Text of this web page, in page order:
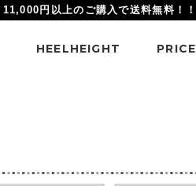
11,000円以上のご購入で送料無料！！
HEELHEIGHT PRICE